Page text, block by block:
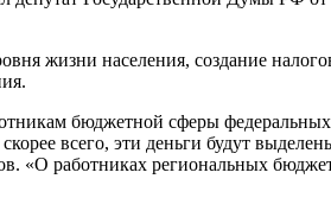
жизни населения, создание
бюджетной сферы
всего, эти деньги будут
«О работниках региональных